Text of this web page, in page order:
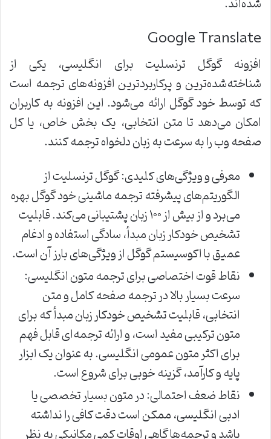
Google Translate
افزونه گوگل ترنسلیت برای انگلیسی، یکی از
شناخته‌شده‌ترین و پرکاربردترین افزونه‌های ترجمه است
که توسط خود گوگل ارائه می‌شود. این افزونه به کاربران
امکان می‌دهد تا متن انتخابی، یک بخش خاص، یا کل
صفحه وب را به سرعت به زبان دلخواه ترجمه کنند.
معرفی و ویژگی‌های کلیدی: گوگل ترنسلیت از
الگوریتم‌های پیشرفته ترجمه ماشینی خود گوگل بهره
می‌برد و از بیش از ۱۰۰ زبان پشتیبانی می‌کند. قابلیت
تشخیص خودکار زبان مبدأ، سادگی استفاده و ادغام
عمیق با اکوسیستم گوگل از ویژگی‌های بارز آن است.
نقاط قوت اختصاصی برای ترجمه متون انگلیسی:
سرعت بسیار بالا در ترجمه صفحه کامل و متن
انتخابی، قابلیت تشخیص خودکار زبان مبدأ که برای
متون ترکیبی مفید است، و ارائه ترجمه‌ای قابل فهم
برای اکثر متون عمومی انگلیسی. به عنوان یک ابزار
پایه و کارآمد، گزینه خوبی برای شروع است.
نقاط ضعف احتمالی: در متون بسیار تخصصی یا
ادبی انگلیسی، ممکن است دقت کافی را نداشته